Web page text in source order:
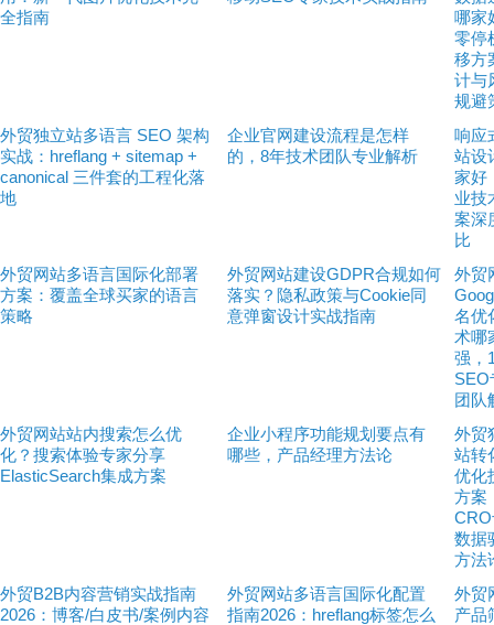
全指南
哪家
零停
移方
计与
规避
外贸独立站多语言 SEO 架构
实战：hreflang + sitemap +
canonical 三件套的工程化落
地
企业官网建设流程是怎样
的，8年技术团队专业解析
响应
站设
家好
业技
案深
比
外贸网站多语言国际化部署
方案：覆盖全球买家的语言
策略
外贸网站建设GDPR合规如何
落实？隐私政策与Cookie同
意弹窗设计实战指南
外贸
名优
术哪
强，
SEO
团队
外贸网站站内搜索怎么优
化？搜索体验专家分享
ElasticSearch集成方案
企业小程序功能规划要点有
哪些，产品经理方法论
外贸
站转
优化
方案
数据
方法
外贸B2B内容营销实战指南
2026：博客/白皮书/案例内容
外贸网站多语言国际化配置
指南2026：hreflang标签怎么
外贸
产品